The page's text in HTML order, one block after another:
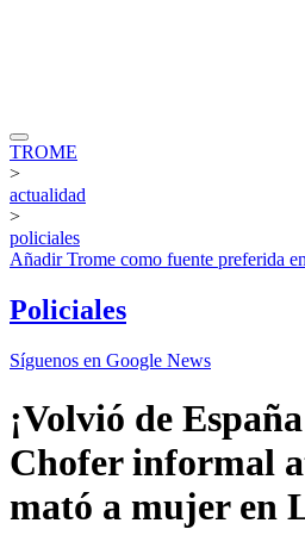
TROME
>
actualidad
>
policiales
AñadirTrome como fuente preferida en
Policiales
Síguenos en Google News
¡Volvió de
Chofer informal
mató a mujer en